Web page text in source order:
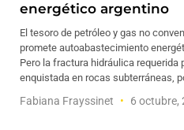
energético argentino
El tesoro de petróleo y gas no
promete autoabastecimiento
Pero la fractura hidráulica requerida
enquistada en rocas subterráneas,
Fabiana Frayssinet 6 octubre,